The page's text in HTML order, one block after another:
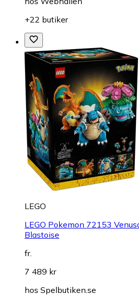
+22 butiker
LEGO
LEGO Pokemon 72153
Blastoise
fr.
7 489 kr
hos Spelbutiken.se